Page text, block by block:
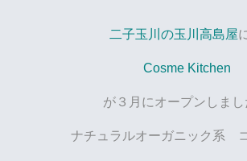
二子玉川の玉川高島屋
Cosme Kitchen
が３月にオープンしまし
ナチュラルオーガニック系